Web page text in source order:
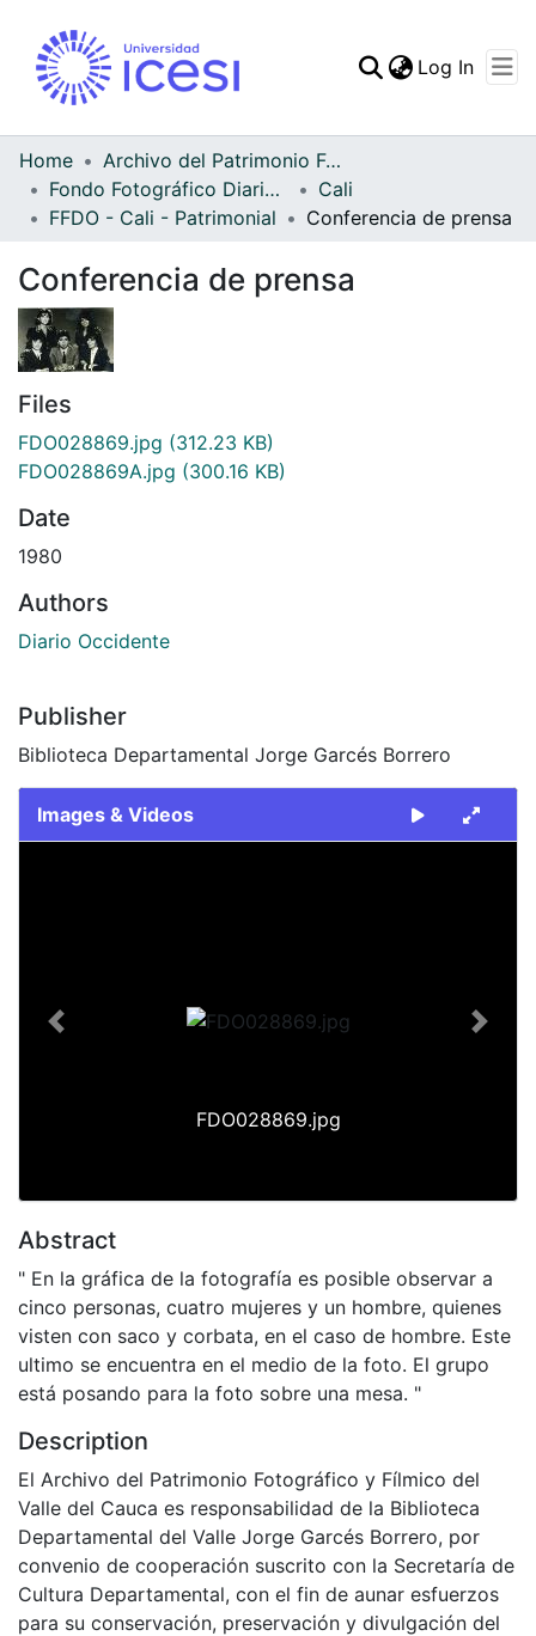
Statistics
Log In
Home
Archivo del Patrimonio Fotográfico y Fílmico del Valle del Cauca
Fondo Fotográfico Diario Occidente
Cali
FFDO - Cali - Patrimonial
Conferencia de prensa
Conferencia de prensa
Files
FDO028869.jpg (312.23 KB)
FDO028869A.jpg (300.16 KB)
Date
1980
Authors
Diario Occidente
Publisher
Biblioteca Departamental Jorge Garcés Borrero
Images & Videos
FDO028869.jpg
Previous Next
Abstract
" En la gráfica de la fotografía es posible observar a
cinco personas, cuatro mujeres y un hombre, quienes
visten con saco y corbata, en el caso de hombre. Este
ultimo se encuentra en el medio de la foto. El grupo
está posando para la foto sobre una mesa. "
Description
El Archivo del Patrimonio Fotográfico y Fílmico del
Valle del Cauca es responsabilidad de la Biblioteca
Departamental del Valle Jorge Garcés Borrero, por
convenio de cooperación suscrito con la Secretaría de
Cultura Departamental, con el fin de aunar esfuerzos
para su conservación, preservación y divulgación del